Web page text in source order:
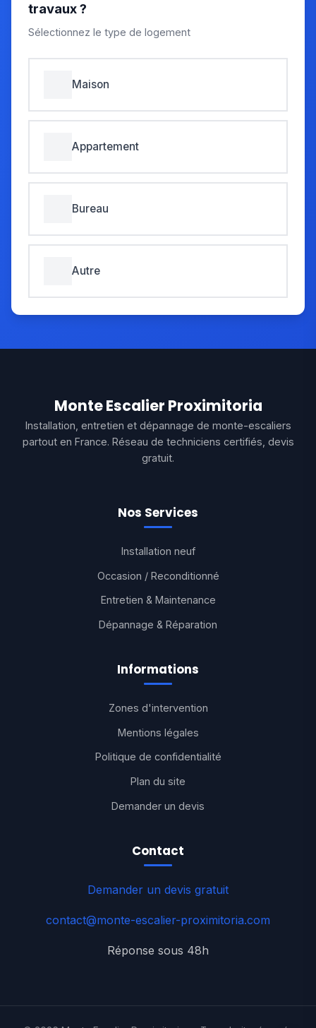
travaux ?
Sélectionnez le type de logement
Maison
Appartement
Bureau
Autre
Monte Escalier Proximitoria
Installation, entretien et dépannage de monte-escaliers
partout en France. Réseau de techniciens certifiés, devis
gratuit.
Nos Services
Installation neuf
Occasion / Reconditionné
Entretien & Maintenance
Dépannage & Réparation
Informations
Zones d'intervention
Mentions légales
Politique de confidentialité
Plan du site
Demander un devis
Contact
Demander un devis gratuit
contact@monte-escalier-proximitoria.com
Réponse sous 48h